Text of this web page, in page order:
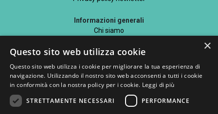
Informazioni generali
Chi siamo
Blog
×
Questo sito web utilizza cookie
Questo sito web utilizza i cookie per migliorare la tua esperienza di
navigazione. Utilizzando il nostro sito web acconsenti a tutti i cookie
in conformità con la nostra policy per i cookie. Leggi di più
STRETTAMENTE NECESSARI
PERFORMANCE